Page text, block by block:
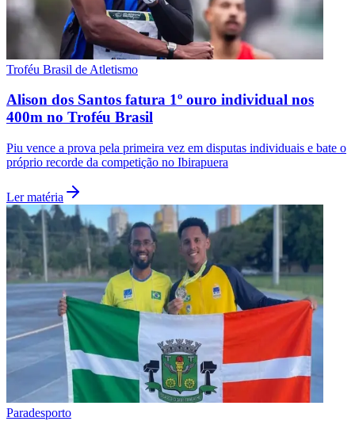
Fluminense
Troféu Brasil de Atletismo
Alison dos Santos fatura 1º ouro individual nos
400m no Troféu Brasil
Piu vence a prova pela primeira vez em disputas individuais e bate o
próprio recorde da competição no Ibirapuera
Ler matéria
Paradesporto